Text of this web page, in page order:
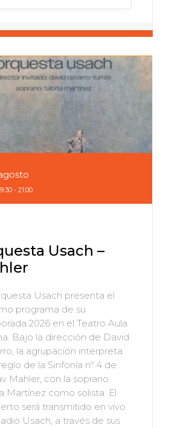
- 21:00
Usach presenta el
programa de su
2026 en el Teatro Aula
Bajo la dirección de David
la agrupación interpreta
de la Sinfonía nº 4 de
Mahler, con la soprano
Martínez como solista. El
será transmitido en vivo
Usach, a través de sus